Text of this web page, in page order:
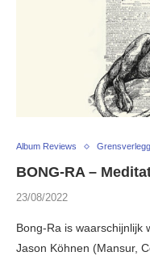
Album Reviews
BONG-RA –
23/08/2022
Bong-Ra is waarschijnlijk
Jason Köhnen (Mansur,